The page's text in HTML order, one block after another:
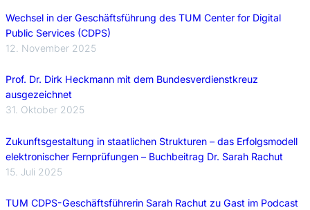
Wechsel in der Geschäftsführung des TUM Center for Digital
Public Services (CDPS)
12. November 2025
Prof. Dr. Dirk Heckmann mit dem Bundesverdienstkreuz
ausgezeichnet
31. Oktober 2025
Zukunftsgestaltung in staatlichen Strukturen – das Erfolgsmodell
elektronischer Fernprüfungen – Buchbeitrag Dr. Sarah Rachut
15. Juli 2025
TUM CDPS-Geschäftsführerin Sarah Rachut zu Gast im Podcast